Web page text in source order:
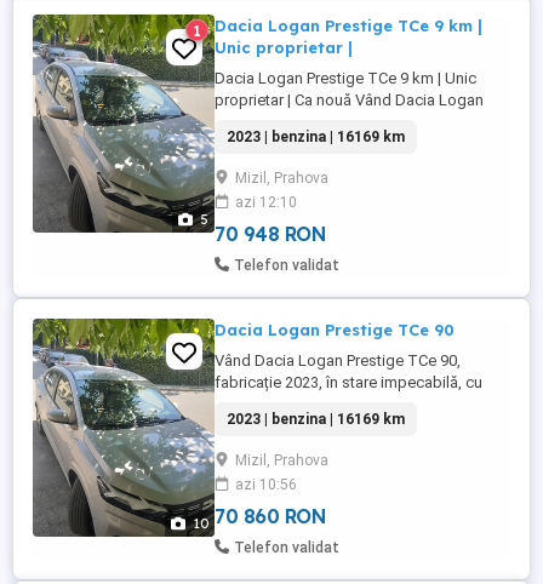
5
1
Dacia Logan Prestige TCe 9 km |
Unic proprietar |
Dacia Logan Prestige TCe 9 km | Unic
proprietar | Ca nouă Vând Dacia Logan
impecabilă, cu doar 16.169 km. Mașina a
fost cumpărată de nouă, are un singur
proprietar, a fost exploatată cu grijă și
este fără accidente. Se prezintă excelent
atât din punct de ...
2023 | benzina | 16169 km
Mizil, Prahova
azi 12:10
70 948 RON
Telefon validat
10
Dacia Logan Prestige TCe 90
Vând Dacia Logan Prestige TCe 90,
fabricație 2023, în stare impecabilă, cu
de nouă, are un singur proprietar, a fost
exploatată cu grijă și este fără accidente.
Se prezintă excelent atât din punct de
vedere tehnic, cât și estetic și nu necesită
absolut nicio investiție. ...
2023 | benzina | 16169 km
Mizil, Prahova
azi 10:56
70 860 RON
Telefon validat